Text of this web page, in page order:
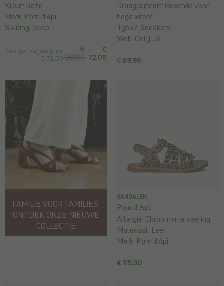
Vorige laagste prijs:
€ 72,00
€
120,00
€
72,00
Kleur: Roze
Merk: Pom d'Api
Sluiting: Gesp
€ 89,99
Draagcomfort: Geschikt voor
hoge wreef
Type2: Sneakers
Web-Only:Ja
FAMILIE VOOR FAMILIES:
ONTDEK ONZE NIEUWE
COLLECTIE
SANDALEN
Pom d'Api
€ 115,00
Allergie: Chroomvrije voering
Materiaal: Leer
Merk: Pom d'Api